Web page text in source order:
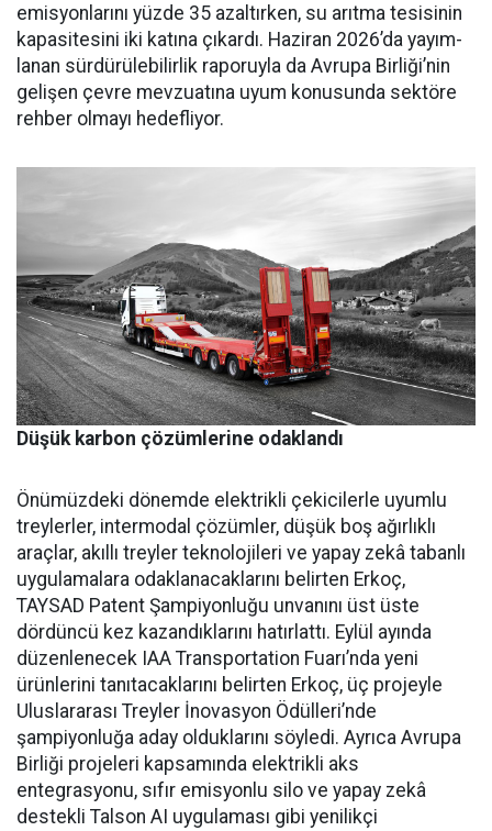
emisyonları­nı yüzde 35 azaltırken, su arıtma tesisinin
kapasitesini iki katına çıkardı. Haziran 2026’da yayım­
lanan sürdürülebilirlik raporuyla da Avrupa Birliği’nin
gelişen çev­re mevzuatına uyum konusunda sektöre
rehber olmayı hedefliyor.
Düşük karbon çözümlerine odaklandı
Önümüzdeki dönemde elektrikli çekicilerle uyumlu
treylerler, intermodal çözümler, düşük boş ağırlıklı
araçlar, akıllı treyler teknolojileri ve yapay zekâ tabanlı
uygulamalara odaklanacaklarını belirten Erkoç,
TAYSAD Patent Şampiyonluğu unvanını üst üste
dördüncü kez kazandıklarını hatırlattı. Eylül ayında
düzenlenecek IAA Transportation Fuarı’nda yeni
ürünlerini tanıtacaklarını belirten Erkoç, üç projeyle
Uluslararası Treyler İnovasyon Ödülleri’nde
şampiyonluğa aday olduklarını söyledi. Ayrıca Avrupa
Birliği projeleri kapsamında elektrikli aks
entegrasyonu, sıfır emisyonlu silo ve yapay zekâ
destekli Talson AI uygulaması gibi yenilikçi